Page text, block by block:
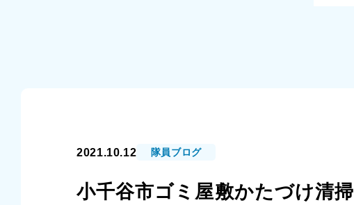
2021.10.12 隊員ブログ
小千谷市ゴミ屋敷かたづけ清掃